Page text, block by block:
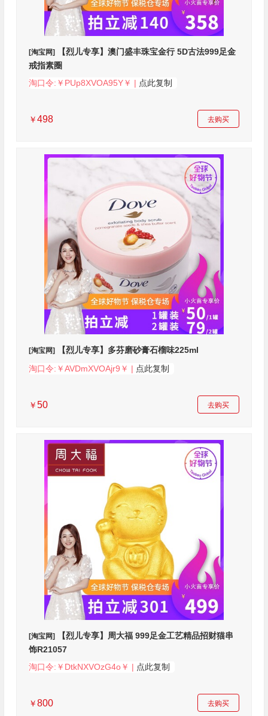
[淘宝网]【烈儿专享】澳门盛丰珠宝金行 5D古法999足金
戒指素圈
淘口令:￥PUp8XVOA95Y￥ | 点此复制
￥498 去购买
[淘宝网]【烈儿专享】多芬磨砂膏石榴味225ml
淘口令:￥AVDmXVOAjr9￥ | 点此复制
￥50 去购买
[淘宝网]【烈儿专享】周大福 999足金工艺精品招财猫串
饰R21057
淘口令:￥DtkNXVOzG4o￥ | 点此复制
￥800 去购买